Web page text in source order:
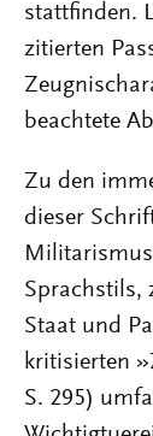
stattfinden.
zitierten
beachtete
Zu den
dieser
Sprachstils,
Staat und
kritisierten
S. 295)